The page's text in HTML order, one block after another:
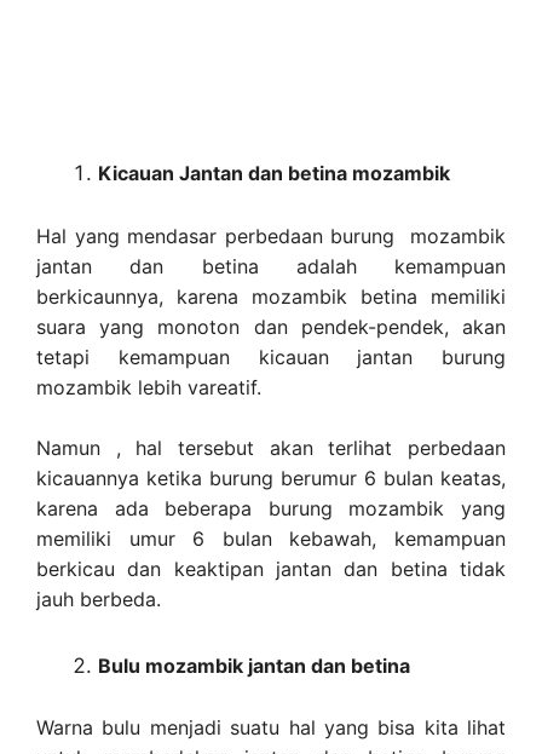
Kicauan Jantan dan betina mozambik
Hal yang mendasar perbedaan burung mozambik
jantan dan betina adalah kemampuan
berkicaunnya, karena mozambik betina memiliki
suara yang monoton dan pendek-pendek, akan
tetapi kemampuan kicauan jantan burung
mozambik lebih vareatif.
Namun , hal tersebut akan terlihat perbedaan
kicauannya ketika burung berumur 6 bulan keatas,
karena ada beberapa burung mozambik yang
memiliki umur 6 bulan kebawah, kemampuan
berkicau dan keaktipan jantan dan betina tidak
jauh berbeda.
Bulu mozambik jantan dan betina
Warna bulu menjadi suatu hal yang bisa kita lihat